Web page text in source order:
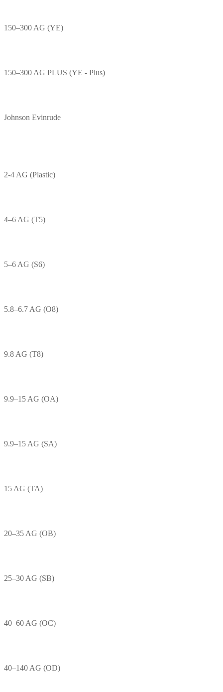
150–300 AG (YE)
150–300 AG PLUS (YE - Plus)
Johnson Evinrude
2-4 AG (Plastic)
4–6 AG (T5)
5–6 AG (S6)
5.8–6.7 AG (O8)
9.8 AG (T8)
9.9–15 AG (OA)
9.9–15 AG (SA)
15 AG (TA)
20–35 AG (OB)
25–30 AG (SB)
40–60 AG (OC)
40–140 AG (OD)